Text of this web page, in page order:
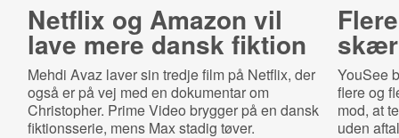
Netflix og Amazon vil
lave mere dansk fiktion
Mehdi Avaz laver sin tredje film på Netflix, der
også er på vej med en dokumentar om
Christopher. Prime Video brygger på en dansk
fiktionsserie, mens Max stadig tøver.
YouSee
flere og
mod, at
uden